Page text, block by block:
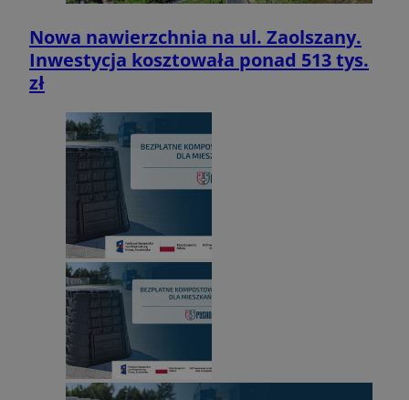
Nowa nawierzchnia na ul. Zaolszany.
Inwestycja kosztowała ponad 513 tys.
zł